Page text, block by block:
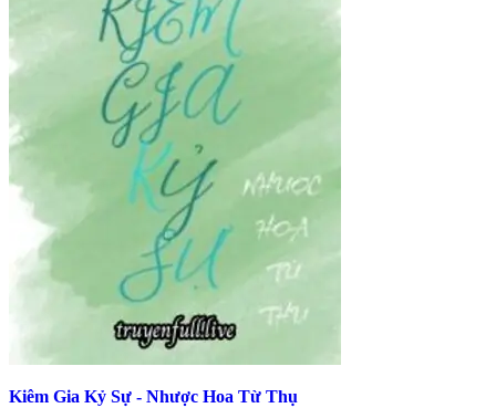
Kiêm Gia Kỷ Sự - Nhược Hoa Từ Thụ